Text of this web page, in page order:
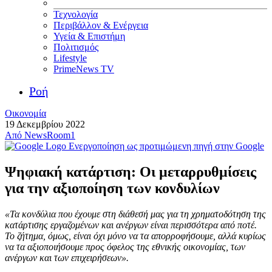
Τεχνολογία
Περιβάλλον & Ενέργεια
Υγεία & Επιστήμη
Πολιτισμός
Lifestyle
PrimeNews TV
Ροή
Οικονομία
19 Δεκεμβρίου 2022
Από NewsRoom1
Ενεργοποίηση ως προτιμώμενη πηγή στην Google
Ψηφιακή κατάρτιση: Οι μεταρρυθμίσεις
για την αξιοποίηση των κονδυλίων
«Τα κονδύλια που έχουμε στη διάθεσή μας για τη χρηματοδότηση της
κατάρτισης εργαζομένων και ανέργων είναι περισσότερα από ποτέ.
Το ζήτημα, όμως, είναι όχι μόνο να τα απορροφήσουμε, αλλά κυρίως
να τα αξιοποιήσουμε προς όφελος της εθνικής οικονομίας, των
ανέργων και των επιχειρήσεων».